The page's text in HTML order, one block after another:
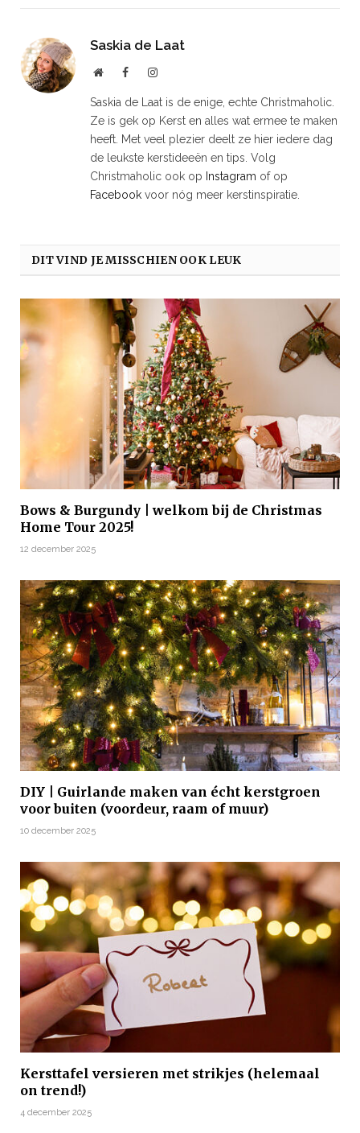
Saskia de Laat
WebsiteFacebookInstagram
Saskia de Laat is de enige, echte Christmaholic.
Ze is gek op Kerst en alles wat ermee te maken
heeft. Met veel plezier deelt ze hier iedere dag
de leukste kerstideeën en tips. Volg
Christmaholic ook op Instagram of op
Facebook voor nóg meer kerstinspiratie.
DIT VIND JE MISSCHIEN OOK LEUK
Bows & Burgundy | welkom bij de Christmas
Home Tour 2025!
12 december 2025
DIY | Guirlande maken van écht kerstgroen
voor buiten (voordeur, raam of muur)
10 december 2025
Kersttafel versieren met strikjes (helemaal
on trend!)
4 december 2025